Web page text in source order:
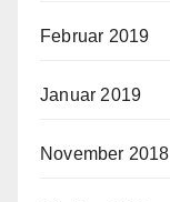
Februar 2019
Januar 2019
November 2018